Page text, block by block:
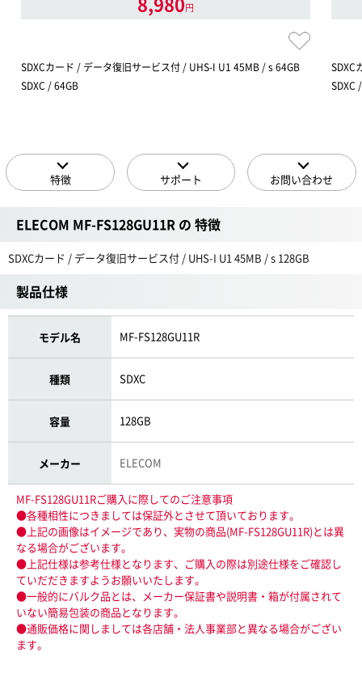
円
SDXCカード / データ復旧サービス付 / UHS-I U1 45MB / s 64GB
SDXC / 64GB
SDXC
SDXC
特徴 サポート お問い合わせ
ELECOM MF-FS128GU11R の 特徴
SDXCカード / データ復旧サービス付 / UHS-I U1 45MB / s 128GB
製品仕様
モデル名 MF-FS128GU11R
種類 SDXC
容量 128GB
メーカー ELECOM
MF-FS128GU11Rご購入に際してのご注意事項
●各種相性につきましては保証外とさせて頂いております。
●上記の画像はイメージであり、実物の商品(MF-FS128GU11R)とは異
なる場合がございます。
●上記仕様は参考仕様となります、ご購入の際は別途仕様をご確認し
ていだだきますようお願いいたします。
●一般的にバルク品とは、メーカー保証書や説明書・箱が付属されて
いない簡易包装の商品となります。
●通販価格に関しましては各店舗・法人事業部と異なる場合がござい
ます。